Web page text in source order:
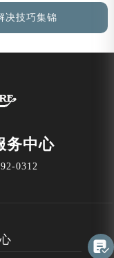
决技巧集锦
务中心
0312
